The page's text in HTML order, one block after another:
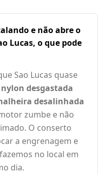
e não abre o
Lucas, o que pode
Sao Lucas quase
desgastada
desalinhada
zumbe e não
O conserto
a engrenagem e
no local em
dia.